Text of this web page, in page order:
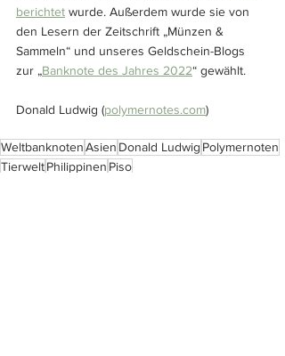
berichtet wurde. Außerdem wurde sie von
den Lesern der Zeitschrift „Münzen &
Sammeln“ und unseres Geldschein-Blogs
zur „Banknote des Jahres 2022“ gewählt.
Donald Ludwig (polymernotes.com)
WeltbanknotenAsien Donald Ludwig Polymernoten
TierweltPhilippinen Piso